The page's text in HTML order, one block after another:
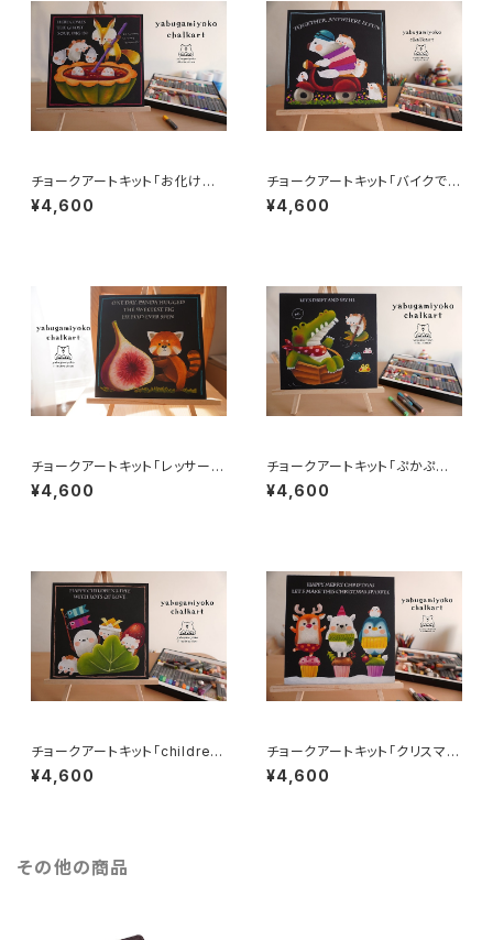
チョークアートキット「お化けの
スープ」
¥4,600
チョークアートキット「バイクでG
O」
¥4,600
チョークアートキット「レッサーパ
ンダのイチジク」
¥4,600
チョークアートキット「ぷかぷか
流れて」
¥4,600
チョークアートキット「childre
n's day」
¥4,600
チョークアートキット「クリスマス
トリオ」
¥4,600
その他の商品